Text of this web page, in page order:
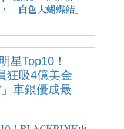
「白色大蝴蝶結」